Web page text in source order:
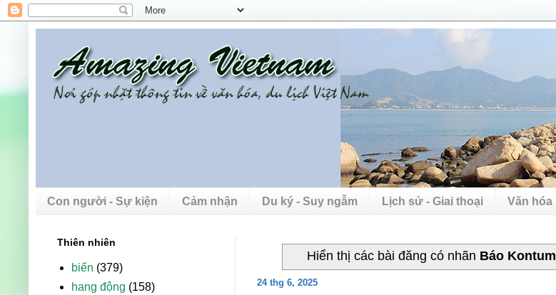
Con người - Sự kiện Cảm nhận Du ký - Suy ngẫm Lịch sử - Giai thoại Văn hóa
Hiển thị các bài đăng có nhãn Báo Kontum
24 thg 6, 2025
Thiên nhiên
biển (379)
hang động (158)